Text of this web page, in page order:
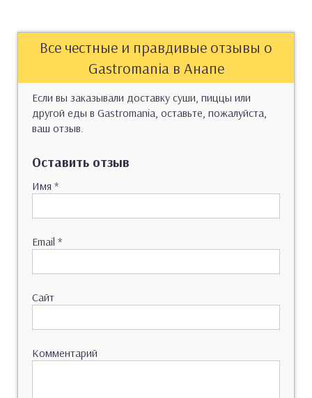
Все честные и правдивые отзывы о
Gastromania в Анапе
Если вы заказывали доставку суши, пиццы или
другой еды в Gastromania, оставьте, пожалуйста,
ваш отзыв.
Оставить отзыв
Имя *
Email *
Сайт
Комментарий